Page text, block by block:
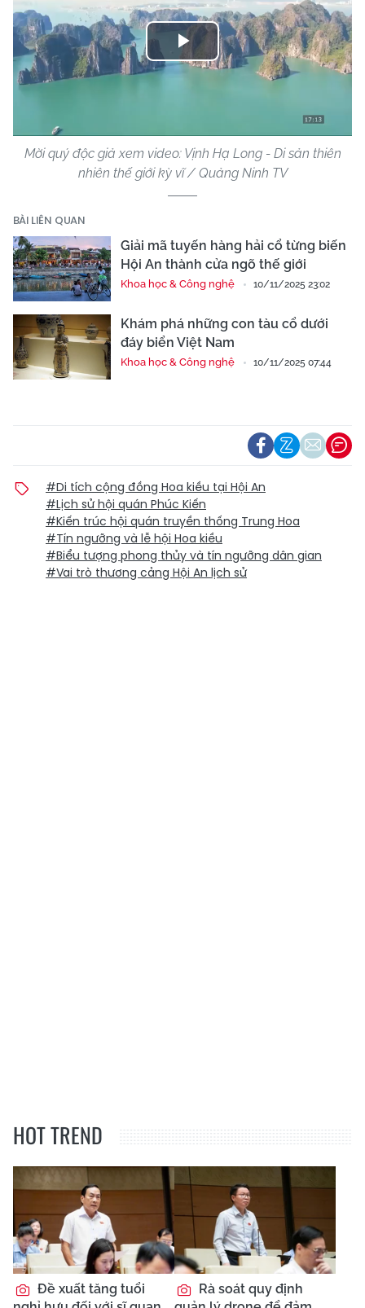
Play
Mời quý độc giả xem video: Vịnh Hạ Long - Di sản thiên
nhiên thế giới kỳ vĩ / Quảng Ninh TV
BÀI LIÊN QUAN
Giải mã tuyến hàng hải cổ từng biến
Hội An thành cửa ngõ thế giới
Khoa học & Công nghệ 10/11/2025 23:02
Khám phá những con tàu cổ dưới
đáy biển Việt Nam
Khoa học & Công nghệ 10/11/2025 07:44
#Di tích cộng đồng Hoa kiều tại Hội An
#Lịch sử hội quán Phúc Kiến
#Kiến trúc hội quán truyền thống Trung Hoa
#Tín ngưỡng và lễ hội Hoa kiều
#Biểu tượng phong thủy và tín ngưỡng dân gian
#Vai trò thương cảng Hội An lịch sử
HOT TREND
Đề xuất tăng tuổi
Rà soát quy định